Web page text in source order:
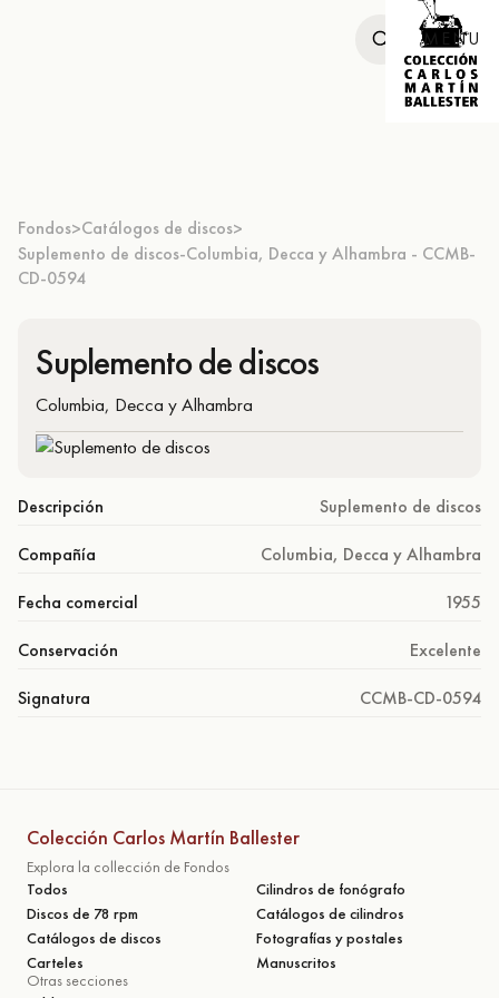
MENU
Fondos>Catálogos de discos>
Suplemento de discos-Columbia, Decca y Alhambra - CCMB-
CD-0594
Suplemento de discos
Columbia, Decca y Alhambra
Descripción Suplemento de discos
Compañía Columbia, Decca y Alhambra
Fecha comercial 1955
Conservación Excelente
Signatura CCMB-CD-0594
Colección Carlos Martín Ballester
Explora la collección de Fondos
Todos
Cilindros de fonógrafo
Discos de 78 rpm
Catálogos de cilindros
Catálogos de discos
Fotografías y postales
Carteles
Manuscritos
Otras secciones